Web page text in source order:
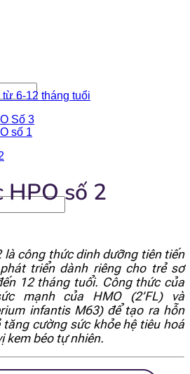
từ 6-12 tháng tuổi
HPO số 2
là công thức dinh dưỡng tiên tiến
triển dành riêng cho trẻ sơ
12 tháng tuổi. Công thức của
mạnh của HMO (2’FL) và
infantis M63) để tạo ra hỗn
cường sức khỏe hệ tiêu hoá
kem béo tự nhiên.